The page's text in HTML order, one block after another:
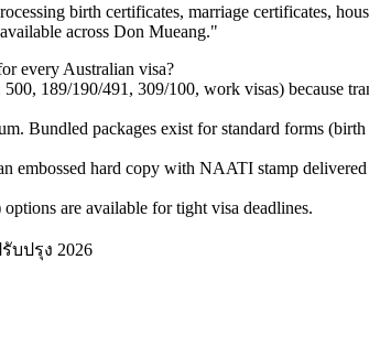
birth certificates, marriage certificates,
across Don Mueang."
every Australian visa?
189/190/491, 309/100, work visas) because
Bundled packages exist for standard forms
hard copy with NAATI stamp
are available for tight visa deadlines.
บปรุง 2026